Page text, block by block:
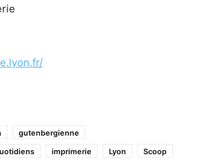
gutenbergienne
imprimerie Lyon Scoop